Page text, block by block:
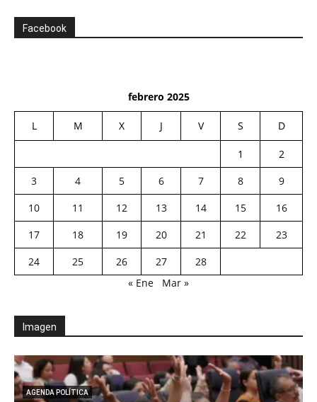
Facebook
febrero 2025
L M X J V S D
1
2
3
4 5 6 7 8
9
10
11 12 13 14 15
16
17
18 19 20 21 22
23
24
25 26 27
28
« Ene
Mar »
Imagen
AGENDA POLÍTICA